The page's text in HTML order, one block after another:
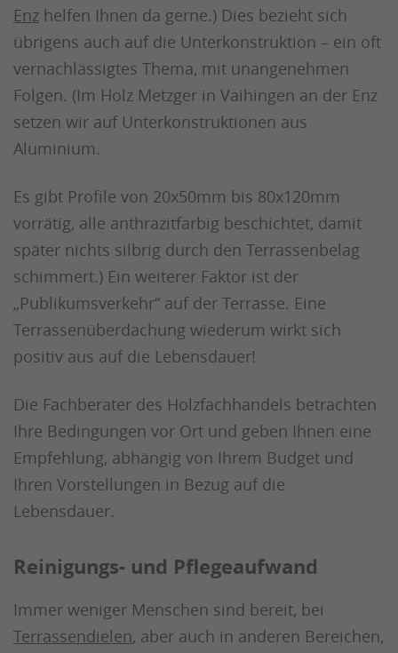
Enz helfen Ihnen da gerne.) Dies bezieht sich
übrigens auch auf die Unterkonstruktion – ein oft
vernachlässigtes Thema, mit unangenehmen
Folgen. (Im Holz Metzger in Vaihingen an der Enz
setzen wir auf Unterkonstruktionen aus
Aluminium.
Es gibt Profile von 20x50mm bis 80x120mm
vorrätig, alle anthrazitfarbig beschichtet, damit
später nichts silbrig durch den Terrassenbelag
schimmert.) Ein weiterer Faktor ist der
„Publikumsverkehr“ auf der Terrasse. Eine
Terrassenüberdachung wiederum wirkt sich
positiv aus auf die Lebensdauer!
Die Fachberater des Holzfachhandels betrachten
Ihre Bedingungen vor Ort und geben Ihnen eine
Empfehlung, abhängig von Ihrem Budget und
Ihren Vorstellungen in Bezug auf die
Lebensdauer.
Reinigungs- und Pflegeaufwand
Immer weniger Menschen sind bereit, bei
Terrassendielen, aber auch in anderen Bereichen,